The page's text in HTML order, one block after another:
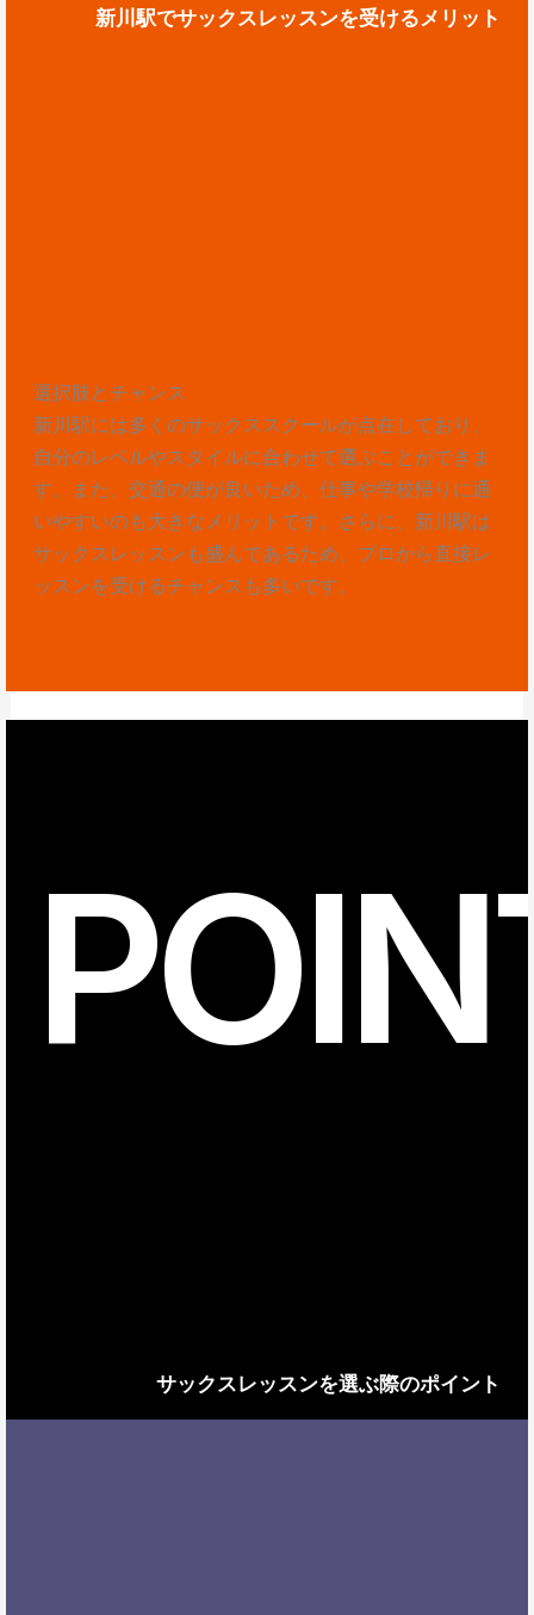
新川駅でサックスレッスンを受けるメリット
選択肢とチャンス
新川駅には多くのサックススクールが点在しており、
自分のレベルやスタイルに合わせて選ぶことができま
す。また、交通の便が良いため、仕事や学校帰りに通
いやすいのも大きなメリットです。さらに、新川駅は
サックスレッスンも盛んであるため、プロから直接レ
ッスンを受けるチャンスも多いです。
サックスレッスンを選ぶ際のポイント